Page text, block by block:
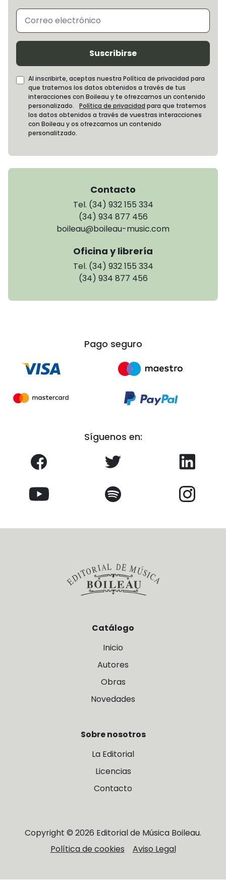
Suscribirse
Al inscribirte, aceptas nuestra Política de privacidad para
que tratemos los datos obtenidos a través de tus
interacciones con Boileau y te ofrezcamos un contenido
personalizado. Política de privacidad para que tratemos
los datos obtenidos a través de vuestras interacciones
con Boileau y os ofrezcamos un contenido
personalitzado.
Contacto
Tel. (34) 932 155 334
(34) 934 877 456
boileau@boileau-music.com
Oficina y librería
Tel. (34) 932 155 334
(34) 934 877 456
Pago seguro
Síguenos en:
Catálogo
Inicio
Autores
Obras
Novedades
Sobre nosotros
La Editorial
Licencias
Contacto
Copyright © 2026 Editorial de Música Boileau.
Política de cookies
Aviso Legal